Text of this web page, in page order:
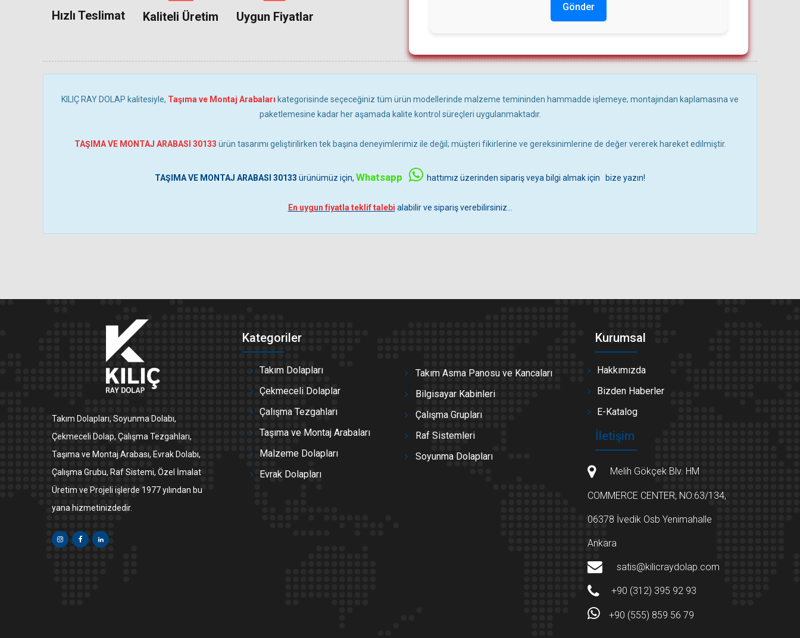
Hızlı Teslimat Kaliteli Üretim Uygun Fiyatlar
Gönder
KILIÇ RAY DOLAP kalitesiyle, Taşıma ve Montaj Arabaları kategorisinde seçeceğiniz tüm ürün modellerinde malzeme temininden hammadde işlemeye; montajından kaplamasına ve
paketlemesine kadar her aşamada kalite kontrol süreçleri uygulanmaktadır.
TAŞIMA VE MONTAJ ARABASI 30133 ürün tasarımı geliştirilirken tek başına deneyimlerimiz ile değil; müşteri fikirlerine ve gereksinimlerine de değer vererek hareket edilmiştir.
TAŞIMA VE MONTAJ ARABASI 30133 ürünümüz için, Whatsapp hattımız üzerinden sipariş veya bilgi almak için bize yazın!
En uygun fiyatla teklif talebi alabilir ve sipariş verebilirsiniz...
Takım Dolapları, Soyunma Dolabı,
Çekmeceli Dolap, Çalışma Tezgahları,
Taşıma ve Montaj Arabası, Evrak Dolabı,
Çalışma Grubu, Raf Sistemi, Özel İmalat
Üretim ve Projeli işlerde 1977 yılından bu
yana hizmetinizdedir.
Kategoriler
Takım Dolapları
Çekmeceli Dolaplar
Çalışma Tezgahları
Taşıma ve Montaj Arabaları
Malzeme Dolapları
Evrak Dolapları
Takım Asma Panosu ve Kancaları
Bilgisayar Kabinleri
Çalışma Grupları
Raf Sistemleri
Soyunma Dolapları
Kurumsal
Hakkımızda
Bizden Haberler
E-Katalog
İletişim
Melih Gökçek Blv. HM
COMMERCE CENTER, NO:63/134,
06378 İvedik Osb Yenimahalle
Ankara
satis@kilicraydolap.com
+90 (312) 395 92 93
+90 (555) 859 56 79